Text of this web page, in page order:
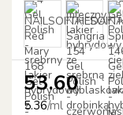
53.60
5.36/ml